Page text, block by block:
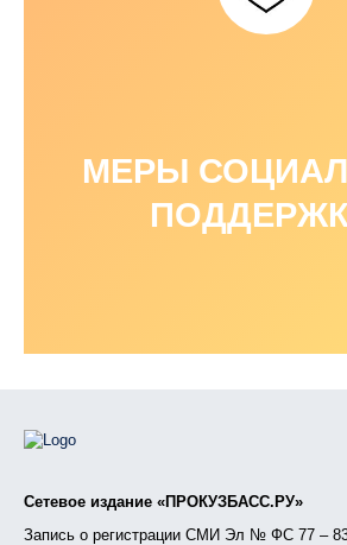
МЕРЫ
Сетевое издание «ПРОКУЗБАСС.РУ»
Запись о регистрации СМИ Эл № ФС 77 –